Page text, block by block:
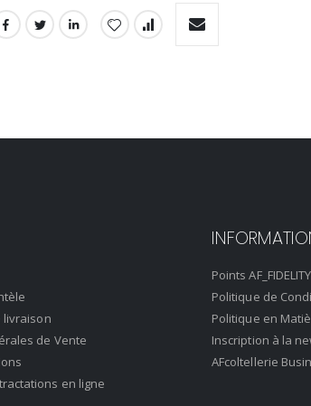
livraison
de Vente
en ligne
Points AF_FIDELITY
Politique de
Politique en
Inscription à la
AFcoltellerie